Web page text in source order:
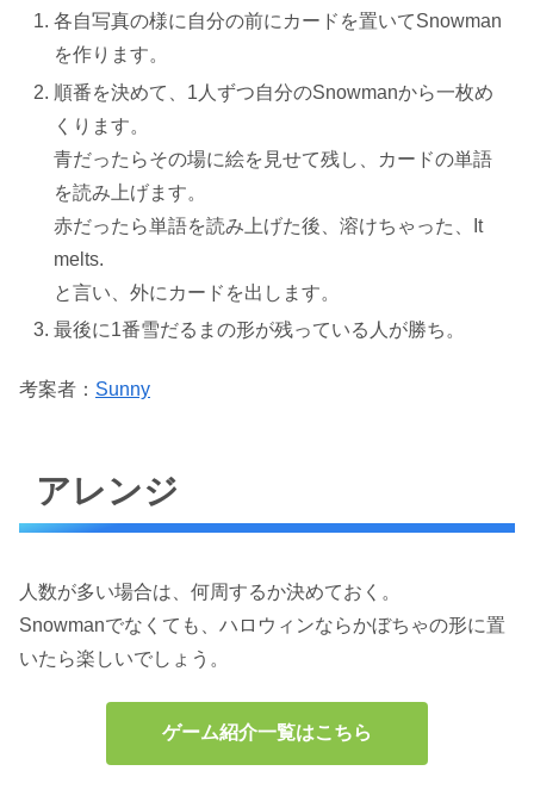
各自写真の様に自分の前にカードを置いてSnowman
を作ります。
順番を決めて、1人ずつ自分のSnowmanから一枚め
くります。
青だったらその場に絵を見せて残し、カードの単語
を読み上げます。
赤だったら単語を読み上げた後、溶けちゃった、It
melts.
と言い、外にカードを出します。
最後に1番雪だるまの形が残っている人が勝ち。
考案者： Sunny
アレンジ
人数が多い場合は、何周するか決めておく。
Snowmanでなくても、ハロウィンならかぼちゃの形に置
いたら楽しいでしょう。
ゲーム紹介一覧はこちら